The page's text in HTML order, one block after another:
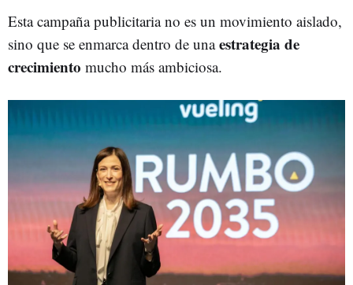
Esta campaña publicitaria no es un movimiento aislado,
sino que se enmarca dentro de unaestrategia de
crecimiento mucho más ambiciosa.